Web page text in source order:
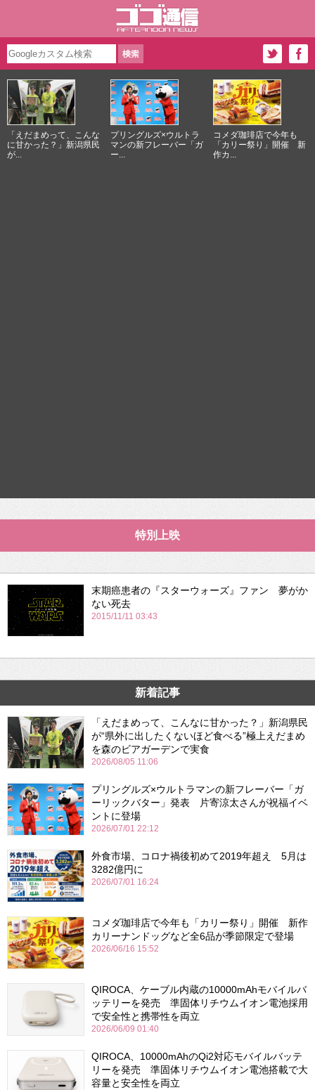
「えだまめって、こんな
に甘かった？」新潟県民
が...
プリングルズ×ウルトラ
マンの新フレーバー「ガ
ー...
コメダ珈琲店で今年も
「カリー祭り」開催 新
作カ...
特別上映
末期癌患者の『スターウォーズ』ファン 夢がか
ない死去
2015/11/11 03:43
新着記事
「えだまめって、こんなに甘かった？」新潟県民
が“県外に出したくないほど食べる”極上えだまめ
を森のビアガーデンで実食
2026/08/05 11:06
プリングルズ×ウルトラマンの新フレーバー「ガ
ーリックバター」発表 片寄涼太さんが祝福イベ
ントに登場
2026/07/01 22:12
外食市場、コロナ禍後初めて2019年超え 5月は
3282億円に
2026/07/01 16:24
コメダ珈琲店で今年も「カリー祭り」開催 新作
カリーナンドッグなど全6品が季節限定で登場
2026/06/16 15:52
QIROCA、ケーブル内蔵の10000mAhモバイルバ
ッテリーを発売 準固体リチウムイオン電池採用
で安全性と携帯性を両立
2026/06/09 01:40
QIROCA、10000mAhのQi2対応モバイルバッテ
リーを発売 準固体リチウムイオン電池搭載で大
容量と安全性を両立